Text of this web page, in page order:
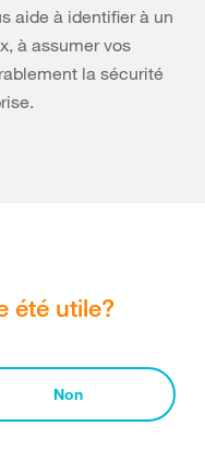
aide à identifier à un
à assumer vos
la sécurité
été utile?
Non